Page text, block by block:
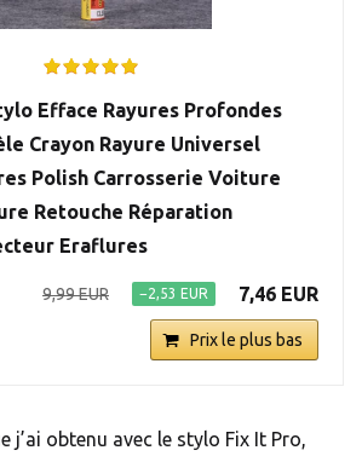
Efface Rayures Profondes
Crayon Rayure Universel
Polish Carrosserie Voiture
Retouche Réparation
Eraflures
9,99 EUR −2,53 EUR 7,46 EUR
Prix le plus bas
j’ai obtenu avec le stylo Fix It Pro,